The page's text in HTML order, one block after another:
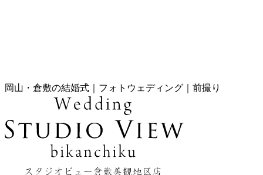
岡山・倉敷の結婚式｜フォトウェディング｜前撮り